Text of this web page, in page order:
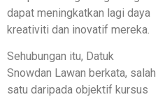
dapat meningkatkan lagi daya
kreativiti dan inovatif mereka.
Sehubungan itu, Datuk
Snowdan Lawan berkata, salah
satu daripada objektif kursus